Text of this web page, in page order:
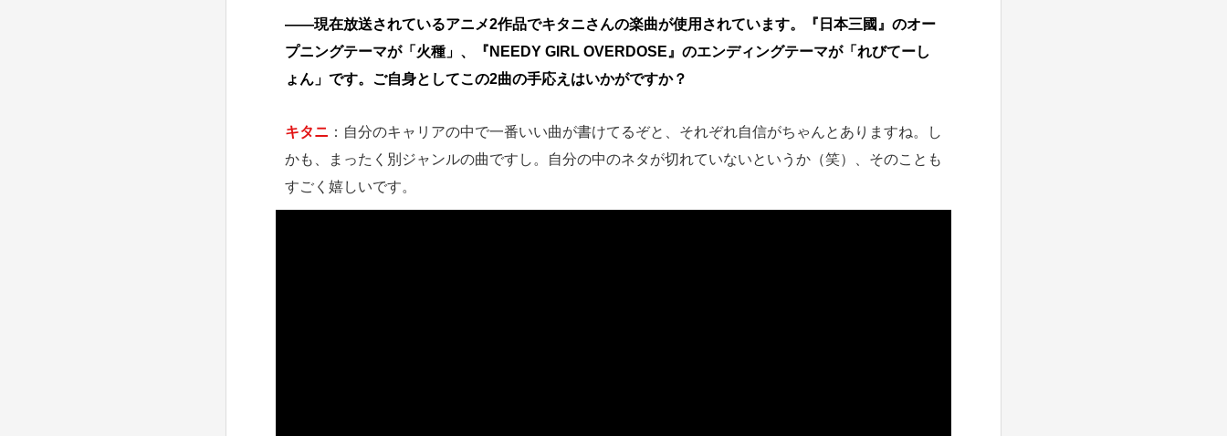
――現在放送されているアニメ2作品でキタニさんの楽曲が使用されています。『日本三國』のオー
プニングテーマが「火種」、『NEEDY GIRL OVERDOSE』のエンディングテーマが「れびてーし
ょん」です。ご自身としてこの2曲の手応えはいかがですか？
キタニ ：自分のキャリアの中で一番いい曲が書けてるぞと、それぞれ自信がちゃんとありますね。し
かも、まったく別ジャンルの曲ですし。自分の中のネタが切れていないというか（笑）、そのことも
すごく嬉しいです。